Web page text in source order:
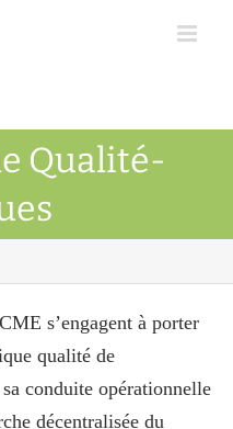
Qualité-
s’engagent à porter
qualité de
sa conduite opérationnelle
décentralisée du